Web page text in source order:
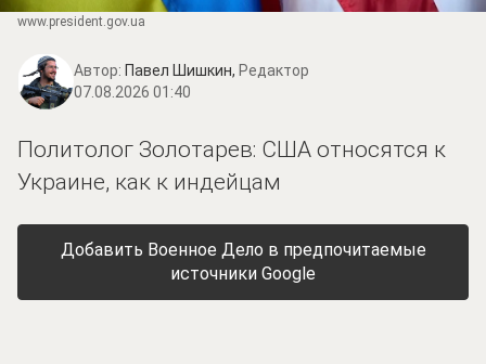
www.prеsidеnt.gоv.uа
Автор: Павел Шишкин, Редактор
07.08.2026 01:40
Политолог Золотарев: США относятся к
Украине, как к индейцам
Добавить Военное Дело в предпочитаемые
источники Google